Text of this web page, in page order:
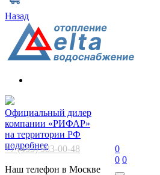
Назад
Официальный дилер
компании «РИФАР»
на территории РФ
подробнее
+7 (495) 983-00-48
Наш телефон в Москве
0
0 0